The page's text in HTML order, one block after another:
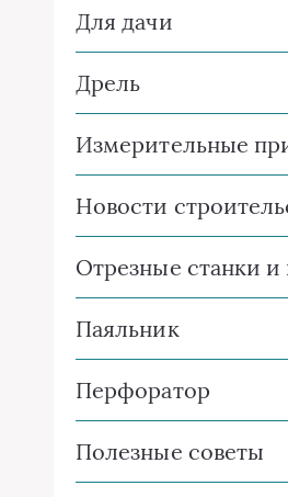
Для дачи
Дрель
Измерительные
Новости
Отрезные станки
Паяльник
Перфоратор
Полезные советы